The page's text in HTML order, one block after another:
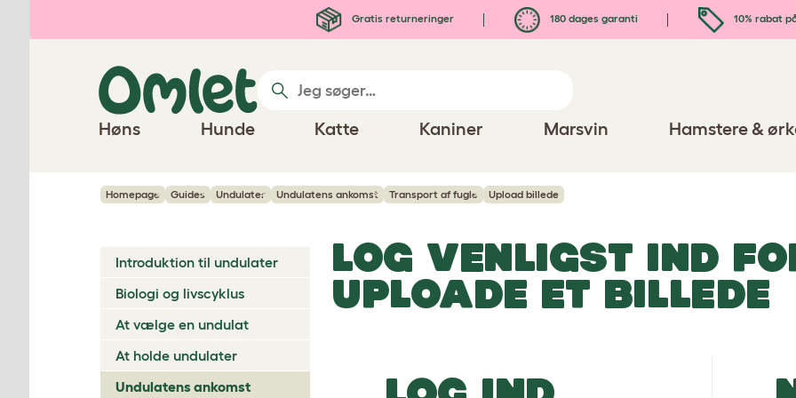
Gratis returneringer 180 dages garanti 10% rabat
Høns Hunde Katte Kaniner Marsvin Hamstere &
Homepage Guides Undulater Undulatens ankomst Transport af fugle Upload billede
Introduktion til undulater
Biologi og livscyklus
At vælge en undulat
At holde undulater
Undulatens ankomst
LOG VENLIGST IND
UPLOADE ET BILLEDE